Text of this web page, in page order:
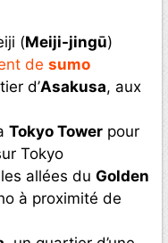
(Meiji-jingū)
de sumo
d’Asakusa, aux
Tokyo Tower pour
Tokyo
allées du Golden
à proximité de